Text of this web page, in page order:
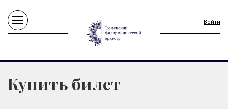
Войти
Купить билет